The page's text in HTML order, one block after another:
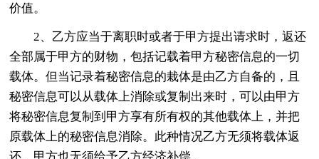
价值。
2、乙方应当于离职时或者于甲方提出请求时，返还
全部属于甲方的财物，包括记载着甲方秘密信息的一切
载体。但当记录着秘密信息的栽体是由乙方自备的，且
秘密信息可以从载体上消除或复制出来时，可以由甲方
将秘密信息复制到甲方享有所有权的其他载体上，并把
原载体上的秘密信息消除。此种情况乙方无须将载体返
还，甲方也无须给予乙方经济补偿。